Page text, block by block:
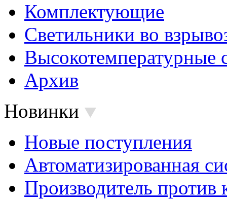
Комплектующие
Светильники во
Высокотемпературные
Архив
Новинки
Новые поступления
Автоматизированная
Производитель против